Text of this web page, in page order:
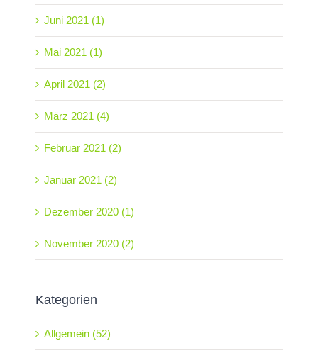
Juni 2021 (1)
Mai 2021 (1)
April 2021 (2)
März 2021 (4)
Februar 2021 (2)
Januar 2021 (2)
Dezember 2020 (1)
November 2020 (2)
Kategorien
Allgemein (52)